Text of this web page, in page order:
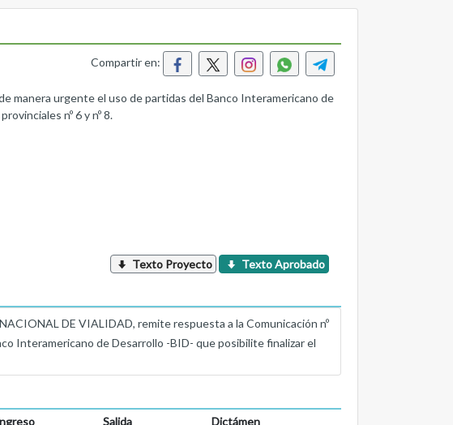
Compartir en:
manera urgente el uso de partidas del Banco Interamericano de
nº 6 y nº 8.
Texto Proyecto Texto Aprobado
DE VIALIDAD, remite respuesta a la Comunicación nº
Interamericano de Desarrollo -BID- que posibilite finalizar el
Salida
Dictámen